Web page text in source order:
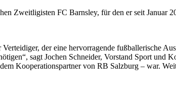
Zweitligisten FC Barnsley, für den er seit
der eine hervorragende fußballerische
sagt Jochen Schneider, Vorstand Sport
Kooperationspartner von RB Salzburg – war.